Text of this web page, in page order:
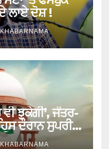
ਲਾਏ ਦੋਸ਼ !
ਝੁਕੇਗੀ’, ਜੰਤਰ-
ਦੌਰਾਨ ਸੁਪਰੀਮ